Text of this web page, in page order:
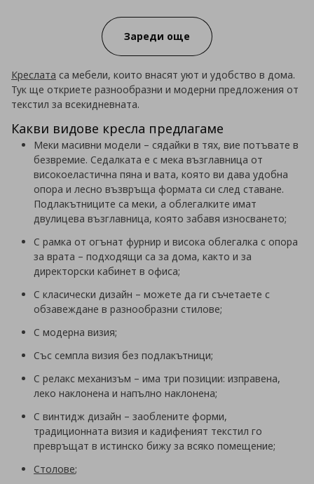
Зареди още
Креслата са мебели, които внасят уют и удобство в дома.
Тук ще откриете разнообразни и модерни предложения от
текстил за всекидневната.
Какви видове кресла предлагаме
Меки масивни модели – сядайки в тях, вие потъвате в
безвремие. Седалката е с мека възглавница от
високоеластична пяна и вата, която ви дава удобна
опора и лесно възвръща формата си след ставане.
Подлакътниците са меки, а облегалките имат
двулицева възглавница, която забавя износването;
С рамка от огънат фурнир и висока облегалка с опора
за врата – подходящи са за дома, както и за
директорски кабинет в офиса;
С класически дизайн – можете да ги съчетаете с
обзавеждане в разнообразни стилове;
С модерна визия;
Със семпла визия без подлакътници;
С релакс механизъм – има три позиции: изправена,
леко наклонена и напълно наклонена;
С винтидж дизайн – заоблените форми,
традиционната визия и кадифеният текстил го
превръщат в истинско бижу за всяко помещение;
Столове;